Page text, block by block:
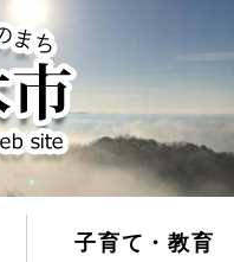
子育て・教育